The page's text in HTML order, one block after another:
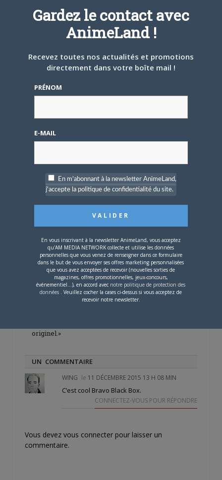
5 AOÛT 2026 0
– Spécial Posters est
Une nouvelle série TV
Digimon en préparation
4 JUILLET 2026 0
[Entretien] Mokochan : «
Lors des prémices du
originel.»
UN COMMENTAIRE
WING le 11 DÉCEMBRE 2015 13 H 08 MIN
C’est cool Bravo Black Box.
CONNECTEZ-VOUS POUR RÉPONDRE
Vous devez vous connecter pour laisser un
commentaire.
Gardez le contact avec
AnimeLand !
Recevez toutes nos actualités et promotions
directement dans votre boîte mail !
PRÉNOM
E-MAIL
En m'abonnant à la newsletter AnimeLand,
j'accepte la politique de confidentialité du site.
En vous inscrivant à la newsletter AnimeLand, vous acceptez
qu'AM MEDIA NETWORK collecte et utilise les données
personnelles que vous venez de renseigner dans ce formulaire
dans le but de vous envoyer ses offres marketing personnalisées
que vous avez acceptées de recevoir (nouvelles sorties de
magazines, offres promotionnelles, jeux-concours,
événementiel...), en accord avec notre politique de protection des
données . Veuillez cocher la cases ci-dessus si vous acceptez de
recevoir notre newsletter.